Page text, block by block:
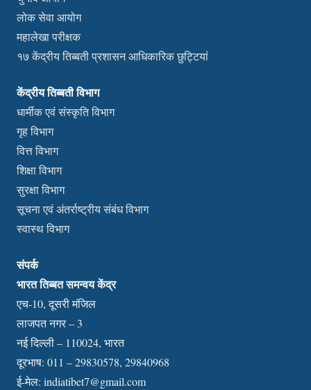
लोक सेवा आयोग
महालेखा परीक्षक
१७ केंद्रीय तिब्बती प्रशासन आधिकारिक छुट्टियां
केंद्रीय तिब्बती विभाग
धार्मीक एवं संस्कृति विभाग
गृह विभाग
वित्त विभाग
शिक्षा विभाग
सुरक्षा विभाग
सूचना एवं अंतर्राष्ट्रीय संबंध विभाग
स्वास्थ विभाग
संपर्क
भारत तिब्बत समन्वय केंद्र
एच-10, दूसरी मंजिल
लाजपत नगर – 3
नई दिल्ली – 110024, भारत
दूरभाष: 011 – 29830578, 29840968
ई-मेल: indiatibet7@gmail.com